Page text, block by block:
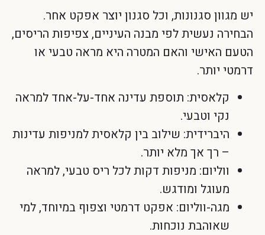
יש מגוון סגנונות, וכל סגנון יוצר אפקט אחר.
הבחירה נעשית לפי מבנה העיניים, צפיפות הריסים,
הטעם האישי והאם המטרה היא מראה טבעי או
דרמטי יותר.
קלאסית: תוספת עדינה אחד-על-אחד למראה
נקי וטבעי.
היברידית: שילוב בין קלאסית למניפות עדינות
– רך אך מלא יותר.
ווליום: מניפות דקות לכל ריס טבעי, למראה
מעוגל ומודגש.
מגה-ווליום: אפקט דרמטי וצפוף במיוחד, למי
שאוהבת נוכחות.